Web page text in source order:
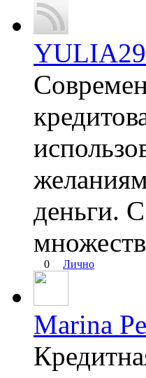
YULIA29
деньги.
0 Лично
Marina